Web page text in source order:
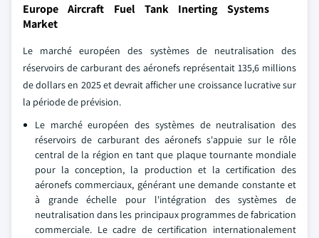
Europe Aircraft Fuel Tank Inerting Systems
Market
Le marché européen des systèmes de neutralisation des
réservoirs de carburant des aéronefs représentait 135,6 millions
de dollars en 2025 et devrait afficher une croissance lucrative sur
la période de prévision.
Le marché européen des systèmes de neutralisation des
réservoirs de carburant des aéronefs s'appuie sur le rôle
central de la région en tant que plaque tournante mondiale
pour la conception, la production et la certification des
aéronefs commerciaux, générant une demande constante et
à grande échelle pour l'intégration des systèmes de
neutralisation dans les principaux programmes de fabrication
commerciale. Le cadre de certification internationalement